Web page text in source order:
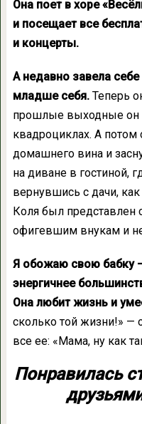
Она поет в хоре
и посещает все
и концерты.
А недавно завела
младше себя. Теперь
прошлые выходные он
квадроциклах. А
домашнего вина и
на диване в гостиной,
вернувшись с дачи,
Коля был
офигевшим внукам и
Я обожаю свою бабку
энергичнее
Она любит жизнь и
сколько той жизни!» —
все ее: «Мама, ну как
Понравилась